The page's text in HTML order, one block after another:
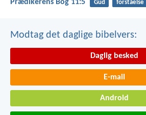
Prædikerens Bog 11:5 Gud forståelse
Modtag det daglige bibelvers:
Daglig besked
E-mail
Android